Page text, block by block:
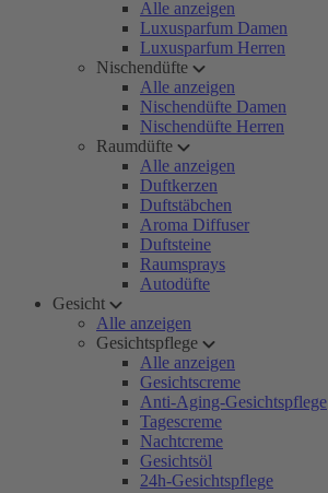
Alle anzeigen
Luxusparfum Damen
Luxusparfum Herren
Nischendüfte
Alle anzeigen
Nischendüfte Damen
Nischendüfte Herren
Raumdüfte
Alle anzeigen
Duftkerzen
Duftstäbchen
Aroma Diffuser
Duftsteine
Raumsprays
Autodüfte
Gesicht
Alle anzeigen
Gesichtspflege
Alle anzeigen
Gesichtscreme
Anti-Aging-Gesichtspflege
Tagescreme
Nachtcreme
Gesichtsöl
24h-Gesichtspflege